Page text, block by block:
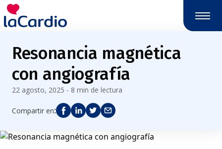
Resonancia magnética
con angiografía
22 agosto, 2025 - 8 min de lectura
Compartir en: